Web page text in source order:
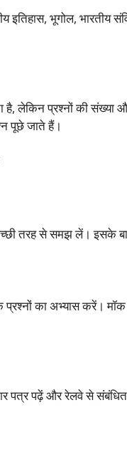
इतिहास, भूगोल, भारतीय
लेकिन प्रश्नों की संख्या
पूछे जाते हैं।
तरह से समझ लें। इसके
प्रश्नों का अभ्यास करें।
पत्र पढ़ें और रेलवे से